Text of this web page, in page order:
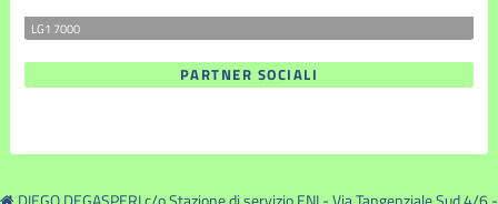
LG1 7000
PARTNER SOCIALI